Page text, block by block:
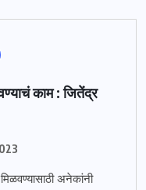
काम : जितेंद्र
अनेकांनी